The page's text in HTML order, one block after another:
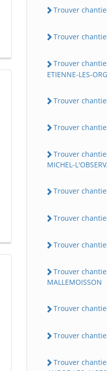
Trouver
Trouver
Trouver
ETIENNE-LES-
Trouver
Trouver
Trouver
MICHEL-
Trouver
Trouver
Trouver
Trouver
MALLEMOISSON
Trouver
Trouver
Trouver